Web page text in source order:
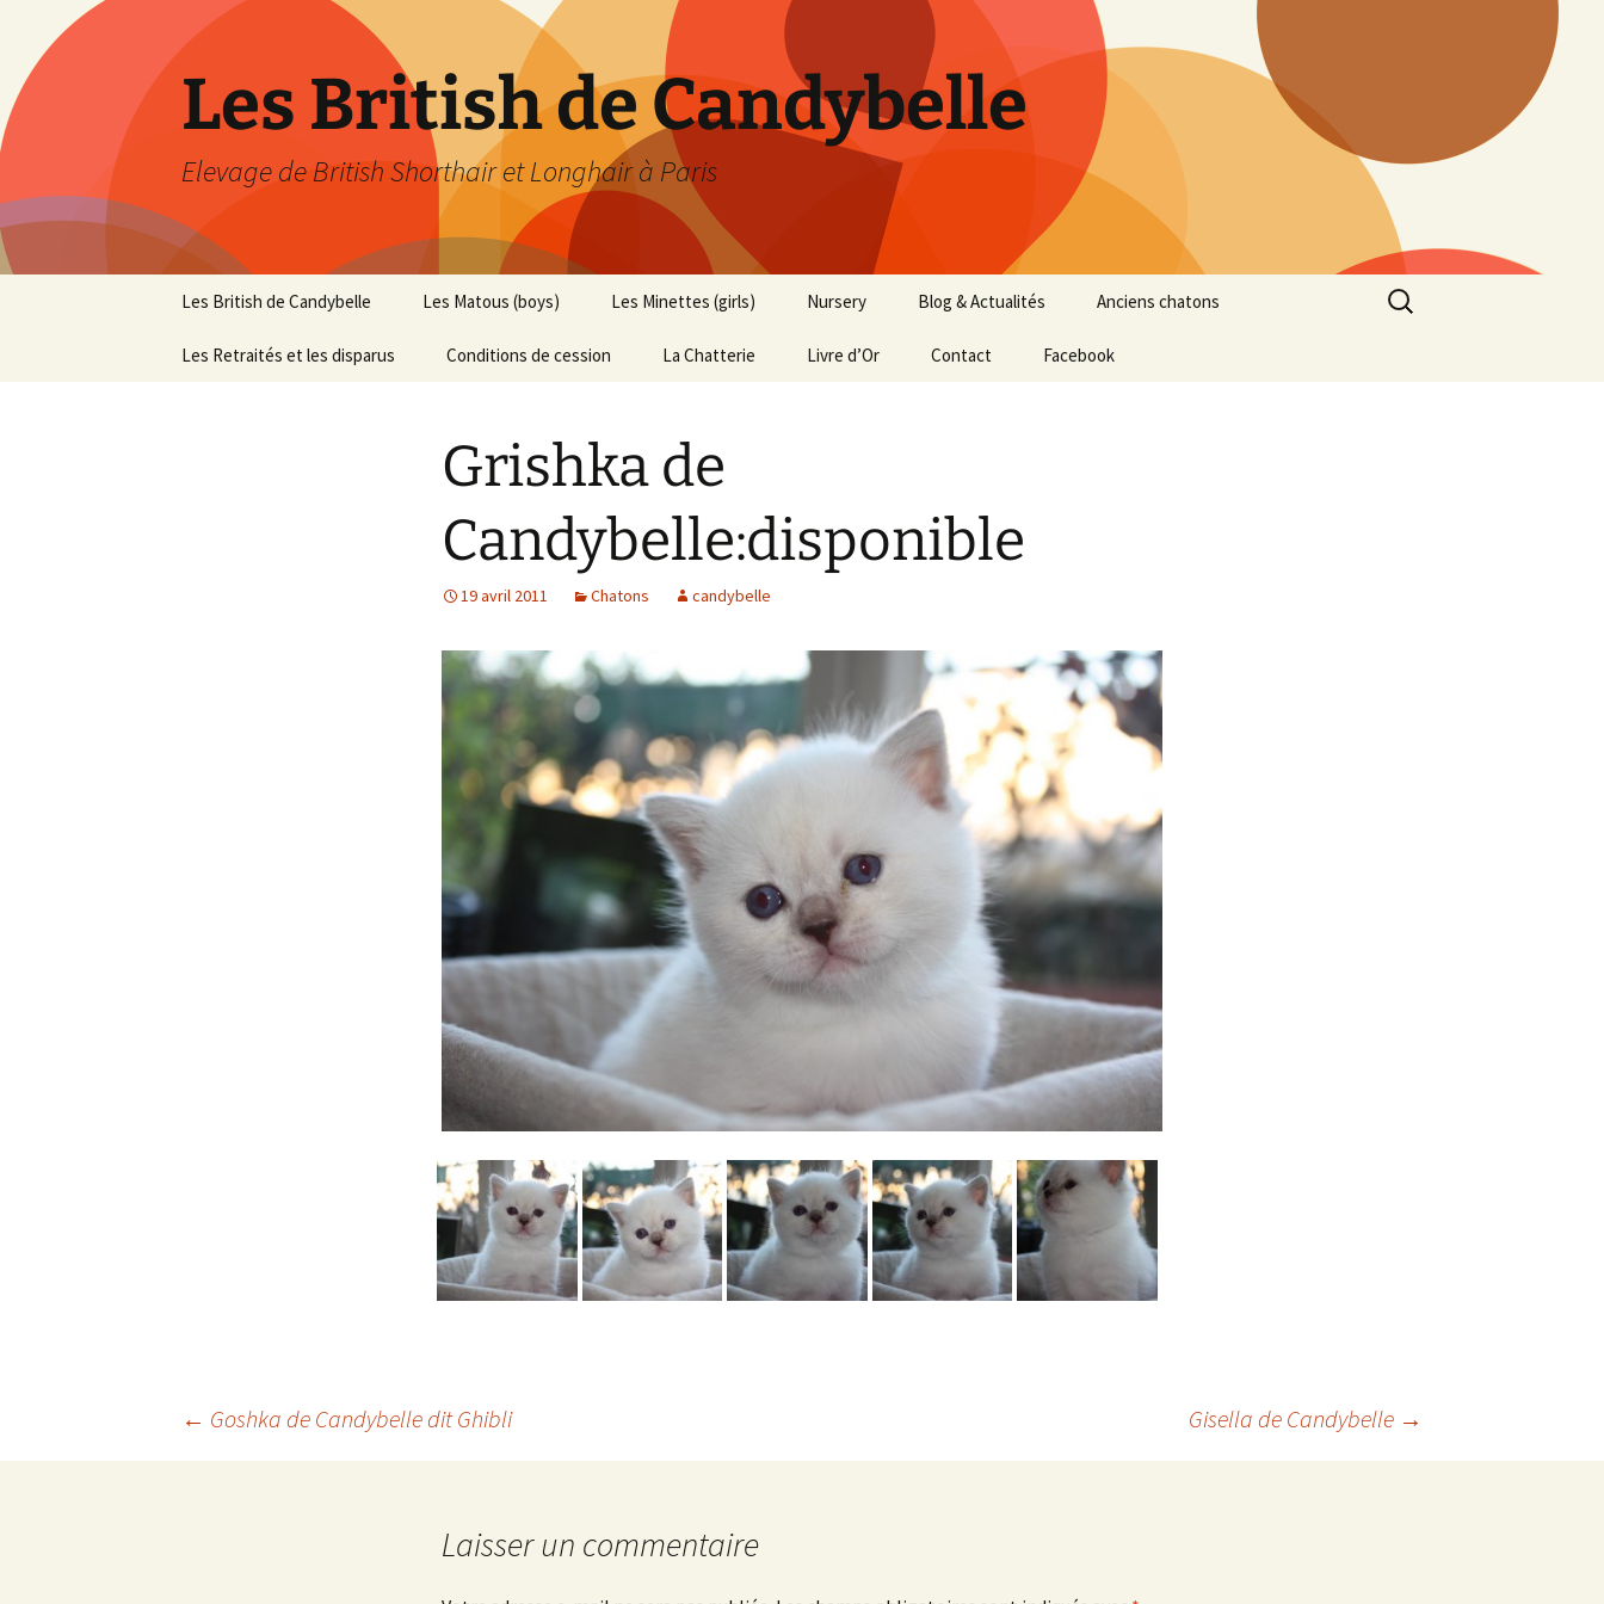
Les British de Candybelle
Elevage de British Shorthair et Longhair à Paris
contenu
Les British de Candybelle Les Matous (boys) Les Minettes (girls) Nursery Blog & Actualités Anciens chatons
Les Retraités et les disparus Conditions de cession La Chatterie Livre d’Or Contact Facebook
Rechercher :
Grishka de
Candybelle:disponible
19 avril 2011 Chatons candybelle
Navigation
← Goshka de Candybelle dit Ghibli Gisella de Candybelle →
Laisser un commentaire